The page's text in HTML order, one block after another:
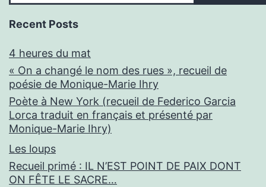
Recent Posts
4 heures du mat
« On a changé le nom des rues », recueil de
poésie de Monique-Marie Ihry
Poète à New York (recueil de Federico Garcia
Lorca traduit en français et présenté par
Monique-Marie Ihry)
Les loups
Recueil primé : IL N’EST POINT DE PAIX DONT
ON FÊTE LE SACRE…